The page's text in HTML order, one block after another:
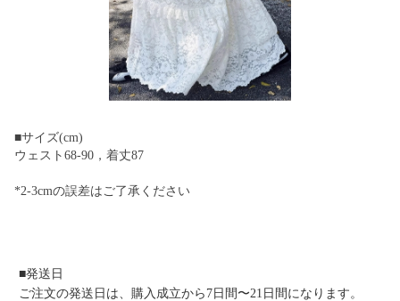
■サイズ(cm)
ウェスト68-90，着丈87
*2-3cmの誤差はご了承ください
■発送日
ご注文の発送日は、購入成立から7日間〜21日間になります。